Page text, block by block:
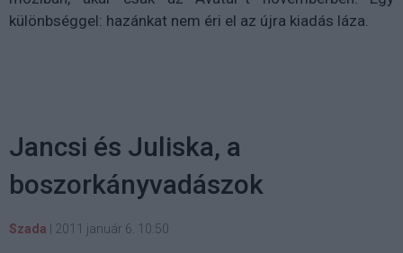
különbséggel: hazánkat nem éri el az újra kiadás láza.
Jancsi és Juliska, a
boszorkányvadászok
Szada 2011 január 6. 10:50